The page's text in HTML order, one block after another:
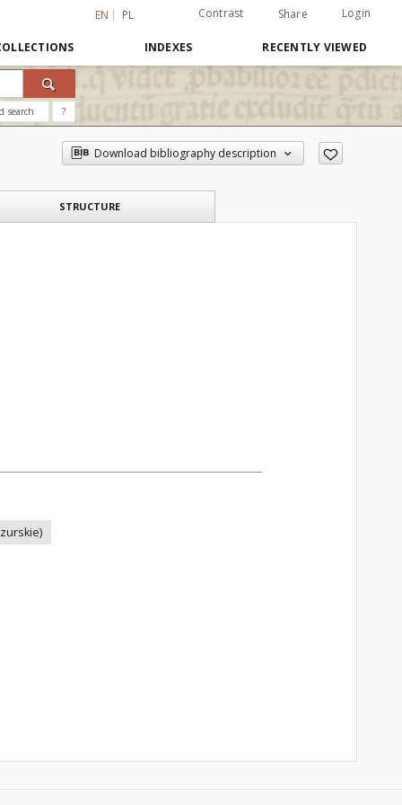
EN PL Contrast Share Login
INDEXES RECENTLY VIEWED
search ?
Download bibliography description
STRUCTURE